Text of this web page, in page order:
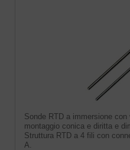
Sonde RTD a immersione
montaggio conica e diritta e
Struttura RTD a 4 fili con
A.